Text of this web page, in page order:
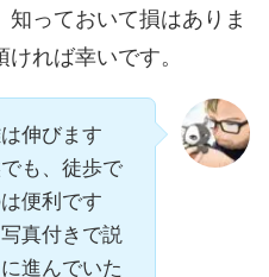
っておいて損はありま
れば幸いです。
伸びます
も、徒歩で
便利です
真付きで説
進んでいた